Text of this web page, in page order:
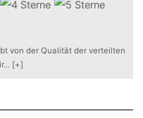
von der Qualität der verteilten
... [+]